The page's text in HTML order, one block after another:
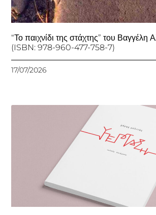
“Το παιχνίδι της στάχτης” του Βαγγέλη
(ISBN: 978-960-477-758-7)
17/07/2026